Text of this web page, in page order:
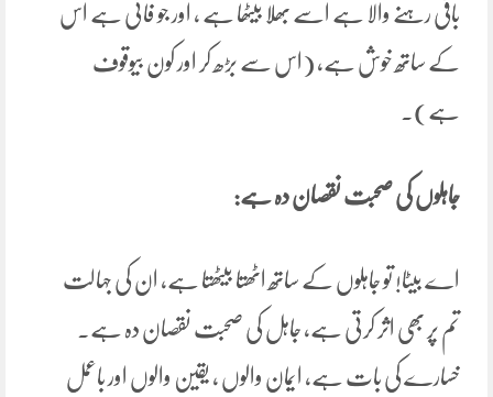
باقی رہنے والا ہے اسے بھلا بیٹھا ہے ، اور جو فانی ہے اس
کے ساتھ خوش ہے، (اس سے بڑھ کر اور کون بیوقوف
ہے)۔
جاہلوں کی صحبت نقصان دہ ہے:
اے بیٹا! تو جاہلوں کے ساتھ اٹھتا بیٹھتا ہے، ان کی جہالت
تم پر بھی اثر کرتی ہے، جاہل کی صحبت نقصان دہ ہے۔
خسارے کی بات ہے، ایمان والوں ، یقین والوں اور باعمل